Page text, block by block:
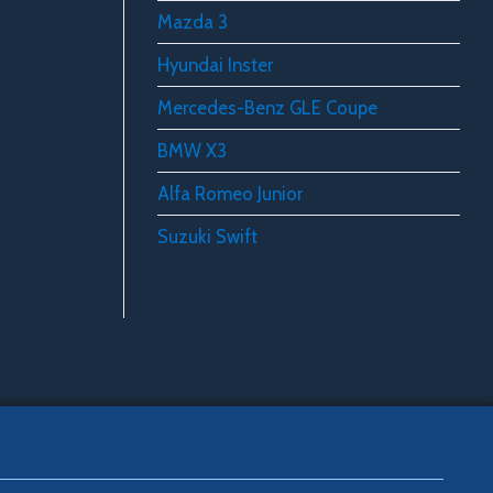
Mazda 3
Hyundai Inster
Mercedes-Benz GLE Coupe
BMW X3
Alfa Romeo Junior
Suzuki Swift